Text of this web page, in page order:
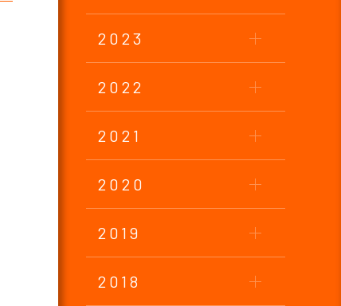
2023
2022
2021
2020
2019
2018